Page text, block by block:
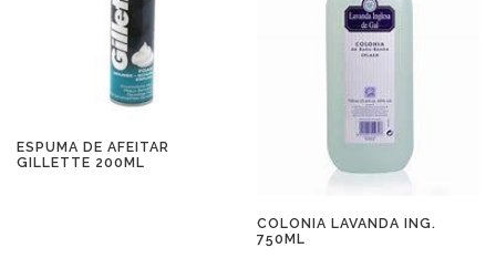
ESPUMA DE AFEITAR
GILLETTE 200ML
COLONIA LAVANDA ING.
750ML